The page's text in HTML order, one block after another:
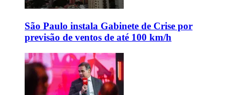
São Paulo instala Gabinete de Crise por
previsão de ventos de até 100 km/h